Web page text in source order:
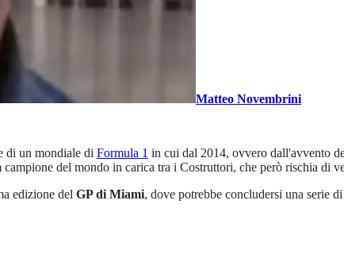
Matteo Novembrini
di un mondiale di Formula 1 in cui dal 2014, ovvero dall'avvento
del mondo in carica tra i Costruttori, che però rischia di
edizione del GP di Miami, dove potrebbe concludersi una serie